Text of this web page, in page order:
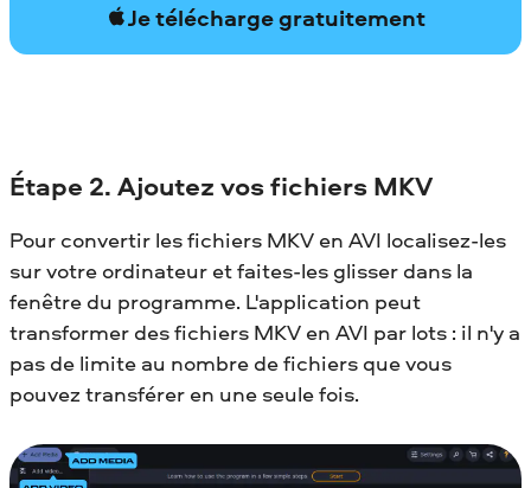
Je télécharge gratuitement
Étape 2. Ajoutez vos fichiers MKV
Pour convertir les fichiers MKV en AVI localisez-les
sur votre ordinateur et faites-les glisser dans la
fenêtre du programme. L'application peut
transformer des fichiers MKV en AVI par lots : il n'y a
pas de limite au nombre de fichiers que vous
pouvez transférer en une seule fois.